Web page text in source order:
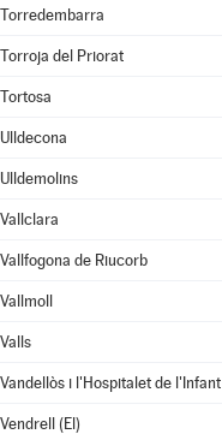
Torredembarra
Torroja del Priorat
Tortosa
Ulldecona
Ulldemolins
Vallclara
Vallfogona de Riucorb
Vallmoll
Valls
Vandellòs i l'Hospitalet de l'Infant
Vendrell (El)